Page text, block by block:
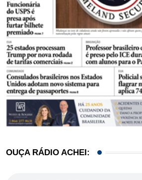
OUÇA RÁDIO ACHEI: